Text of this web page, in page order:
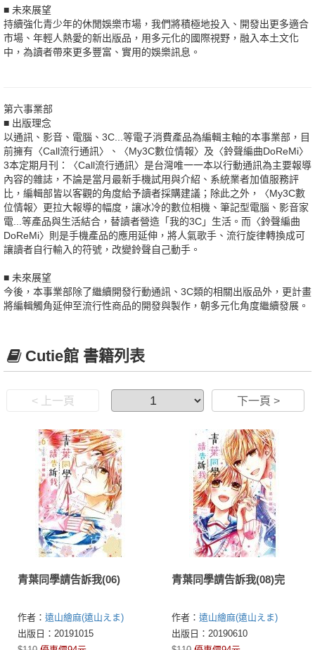
■ 未來展望
持續強化青少年的休閒娛樂市場，我們將積極地投入、開發出更多適合
市場、年輕人熱愛的新出版品，用多元化的國際視野，融入本土文化
中，為讀者帶來更多豐富、實用的娛樂訊息。
第六事業部
■ 出版理念
以通訊、影音、電腦、3C...等電子消費產品為編輯主軸的本事業部，目
前擁有〈Call流行通訊〉、〈My3C數位情報〉及〈鈴聲編曲DoReMi〉
3本定期月刊：〈Call流行通訊〉是台灣唯一一本以行動通訊為主要報導
內容的雜誌，不論是當月最新手機試用與介紹、系統業者加值服務評
比，編輯部皆以客觀的角度給予讀者採購建議；除此之外，〈My3C數
位情報〉更拉大報導的幅度，讓冰冷的數位相機、筆記型電腦、影音家
電...等產品與生活結合，替讀者營造「我的3C」生活。而〈鈴聲編曲
DoReMi〉則是手機產品的應用延伸，將人氣歌手、流行旋律轉換成可
讓讀者自行輸入的符號，改變鈴聲自己動手。
■ 未來展望
今後，本事業部除了繼續開發行動通訊、3C類的相關出版品外，更計畫
將編輯觸角延伸至流行性商品的開發與製作，朝多元化角度繼續發展。
Cutie館 書籍列表
< 上一頁 下一頁 >
青葉同學請告訴我(06)
作者： 遠山繪麻(遠山えま)
出版日：20191015
青葉同學請告訴我(08)完
作者： 遠山繪麻(遠山えま)
出版日：20190610